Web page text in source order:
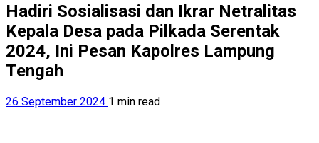
Hadiri Sosialisasi dan Ikrar Netralitas
Kepala Desa pada Pilkada Serentak
2024, Ini Pesan Kapolres Lampung
Tengah
26 September 2024 1 min read